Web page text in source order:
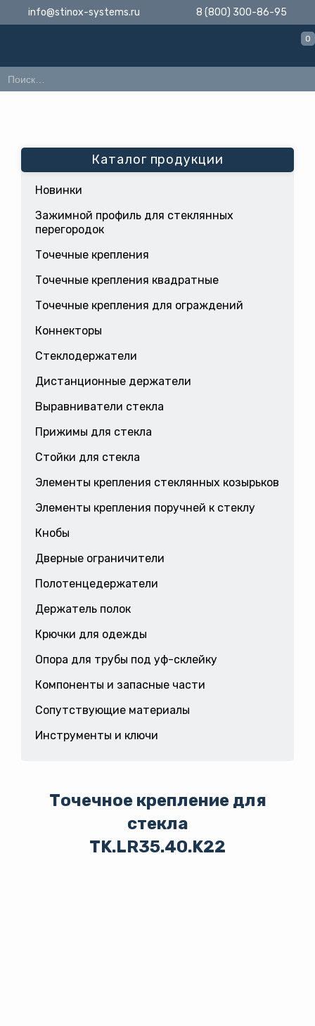
info@stinox-systems.ru 8 (800) 300-86-95
0
Каталог продукции
Новинки
Зажимной профиль для стеклянных
перегородок
Точечные крепления
Точечные крепления квадратные
Точечные крепления для ограждений
Коннекторы
Стеклодержатели
Дистанционные держатели
Выравниватели стекла
Прижимы для стекла
Стойки для стекла
Элементы крепления стеклянных козырьков
Элементы крепления поручней к стеклу
Кнобы
Дверные ограничители
Полотенцедержатели
Держатель полок
Крючки для одежды
Опора для трубы под уф-склейку
Компоненты и запасные части
Сопутствующие материалы
Инструменты и ключи
Точечное крепление для
стекла
TK.LR35.40.K22